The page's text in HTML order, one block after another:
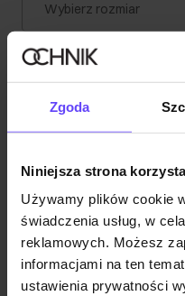
Zgoda
Niniejsza strona
Używamy plików cookie
świadczenia usług, w
reklamowych. Możesz
informacjami na ten
ustawienia prywatności
Wybierz rozmiar
Wysyłka w 1 dzień
Opis produktu
Skład
Opinie